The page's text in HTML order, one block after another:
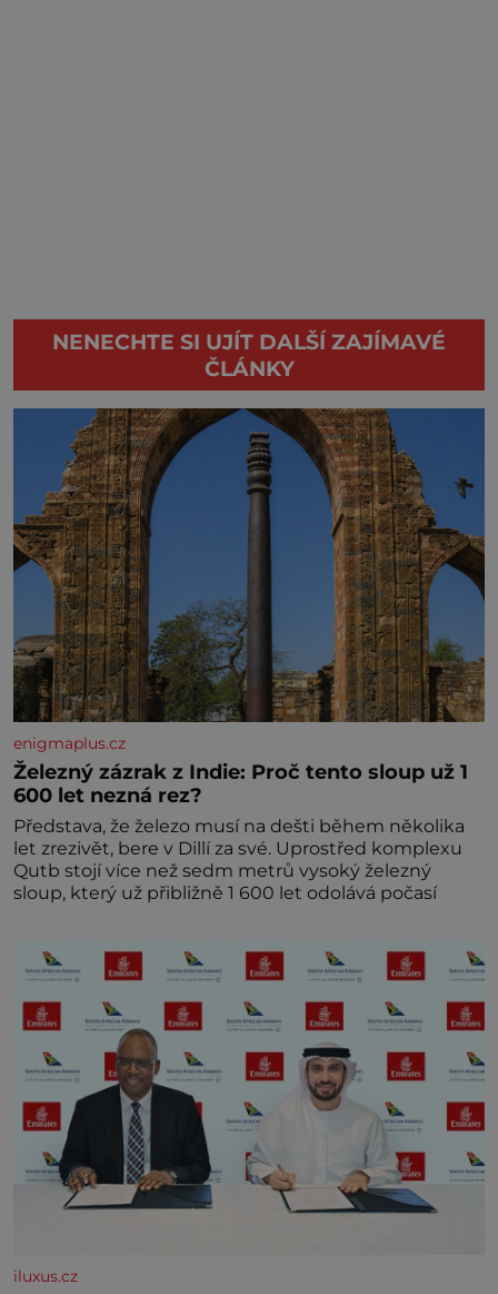
NENECHTE SI UJÍT DALŠÍ ZAJÍMAVÉ
ČLÁNKY
enigmaplus.cz
Železný zázrak z Indie: Proč tento sloup už 1
600 let nezná rez?
Představa, že železo musí na dešti během několika
let zrezivět, bere v Dillí za své. Uprostřed komplexu
Qutb stojí více než sedm metrů vysoký železný
sloup, který už přibližně 1 600 let odolává počasí
iluxus.cz